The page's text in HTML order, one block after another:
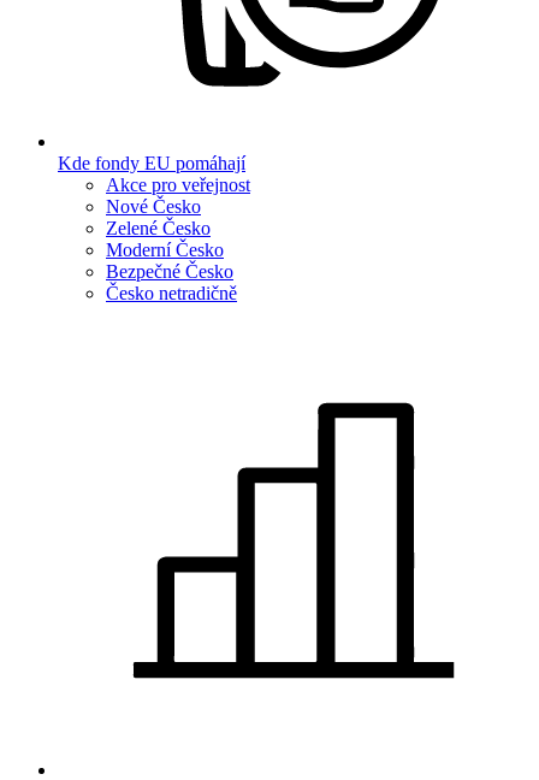
Kde fondy EU pomáhají
Akce pro veřejnost
Nové Česko
Zelené Česko
Moderní Česko
Bezpečné Česko
Česko netradičně